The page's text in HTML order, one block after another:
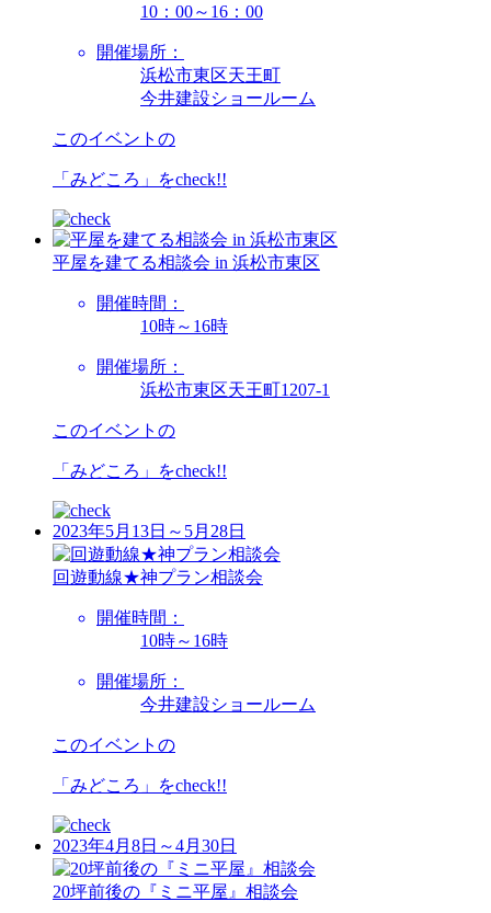
10：00～16：00
開催場所：
浜松市東区天王町
今井建設ショールーム
このイベントの
「みどころ」をcheck!!
平屋を建てる相談会 in 浜松市東区
開催時間：
10時～16時
開催場所：
浜松市東区天王町1207-1
このイベントの
「みどころ」をcheck!!
2023年5月13日～5月28日
回遊動線★神プラン相談会
開催時間：
10時～16時
開催場所：
今井建設ショールーム
このイベントの
「みどころ」をcheck!!
2023年4月8日～4月30日
20坪前後の『ミニ平屋』相談会